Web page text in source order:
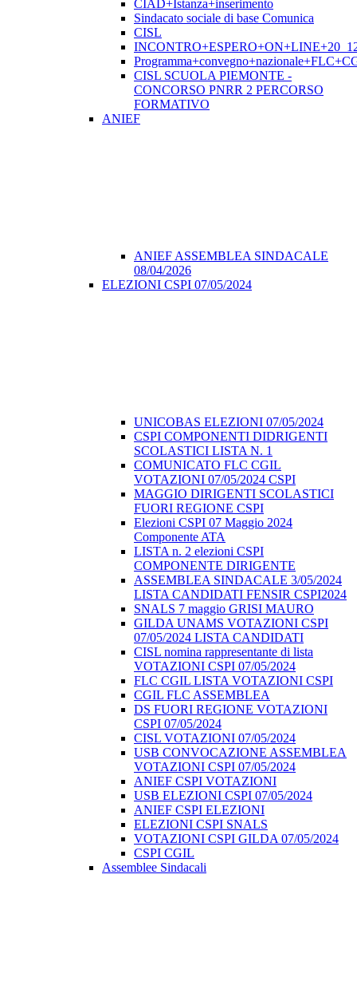
CIAD+Istanza+inserimento
Sindacato sociale di base Comunica
CISL
CISL SCUOLA PIEMONTE -
CONCORSO PNRR 2 PERCORSO
FORMATIVO
ANIEF
ANIEF ASSEMBLEA SINDACALE
08/04/2026
ELEZIONI CSPI 07/05/2024
UNICOBAS ELEZIONI 07/05/2024
CSPI COMPONENTI DIDRIGENTI
SCOLASTICI LISTA N. 1
COMUNICATO FLC CGIL
VOTAZIONI 07/05/2024 CSPI
MAGGIO DIRIGENTI SCOLASTICI
FUORI REGIONE CSPI
Elezioni CSPI 07 Maggio 2024
Componente ATA
LISTA n. 2 elezioni CSPI
COMPONENTE DIRIGENTE
ASSEMBLEA SINDACALE 3/05/2024
LISTA CANDIDATI FENSIR CSPI2024
SNALS 7 maggio GRISI MAURO
GILDA UNAMS VOTAZIONI CSPI
07/05/2024 LISTA CANDIDATI
CISL nomina rappresentante di lista
VOTAZIONI CSPI 07/05/2024
FLC CGIL LISTA VOTAZIONI CSPI
CGIL FLC ASSEMBLEA
DS FUORI REGIONE VOTAZIONI
CSPI 07/05/2024
CISL VOTAZIONI 07/05/2024
USB CONVOCAZIONE ASSEMBLEA
VOTAZIONI CSPI 07/05/2024
ANIEF CSPI VOTAZIONI
USB ELEZIONI CSPI 07/05/2024
ANIEF CSPI ELEZIONI
ELEZIONI CSPI SNALS
VOTAZIONI CSPI GILDA 07/05/2024
CSPI CGIL
Assemblee Sindacali